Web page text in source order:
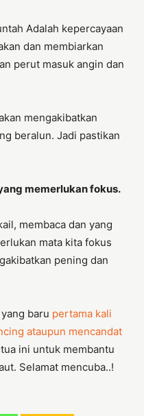
Adalah kepercayaan
dan membiarkan
perut masuk angin dan
mengakibatkan
beralun. Jadi pastikan
memerlukan fokus.
membaca dan yang
mata kita fokus
pening dan
baru pertama kali
ataupun mencandat
ini untuk membantu
Selamat mencuba..!